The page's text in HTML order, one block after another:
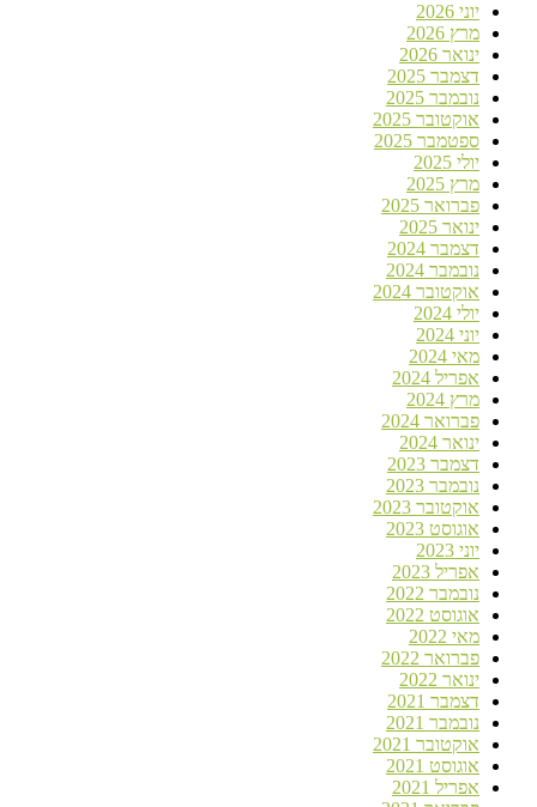
יוני 2026
מרץ 2026
ינואר 2026
דצמבר 2025
נובמבר 2025
אוקטובר 2025
ספטמבר 2025
יולי 2025
מרץ 2025
פברואר 2025
ינואר 2025
דצמבר 2024
נובמבר 2024
אוקטובר 2024
יולי 2024
יוני 2024
מאי 2024
אפריל 2024
מרץ 2024
פברואר 2024
ינואר 2024
דצמבר 2023
נובמבר 2023
אוקטובר 2023
אוגוסט 2023
יוני 2023
אפריל 2023
נובמבר 2022
אוגוסט 2022
מאי 2022
פברואר 2022
ינואר 2022
דצמבר 2021
נובמבר 2021
אוקטובר 2021
אוגוסט 2021
אפריל 2021